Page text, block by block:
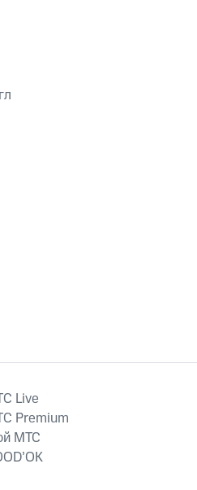
Live
Premium
МТС